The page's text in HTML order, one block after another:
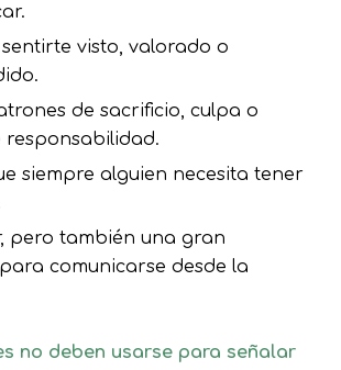
sentirte visto, valorado o
de sacrificio, culpa o
responsabilidad.
siempre alguien necesita tener
pero también una gran
comunicarse desde la
no deben usarse para señalar